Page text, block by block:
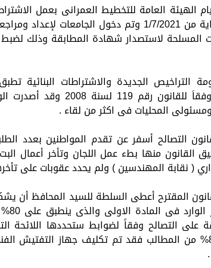
الهيئة العامة للتخطيط العمرانى بعمل
تم تطبيقها بالمدن المصرية بداية من 1/7/2021 وتم دخول
المسلحة لاستصدار شهادة المطابقة وذلك
التراخيص الجديدة والاشتراطات البنائية
استصدار التراخيص فى القرى
المحليات فى اكثر من لقاء .
القانون منها بطء عمل اللجان وتأخر أعمال
( نقابة المهندسين ) ولم يحدد عقوبات على
المقترح أعطى السلطة للسيد المحافظ أن
خارج
على التصالح وفقاً لضوابط ستحددها اللائحة
الحريق والذى لا ينطبق على 80% من المطالب فقد تم تكليف جهاز